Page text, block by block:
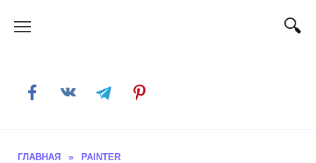
ГЛАВНАЯ » PAINTER